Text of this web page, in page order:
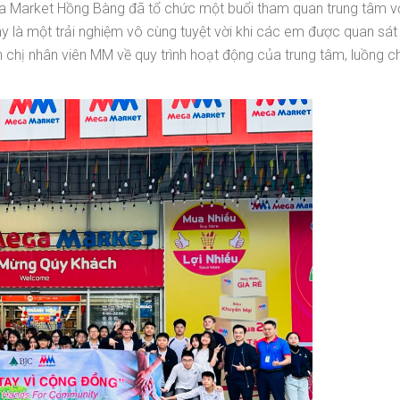
Hồng Bàng đã tổ chức một buổi tham quan trung tâm
là một trải nghiệm vô cùng tuyệt vời khi các em được quan
nhân viên MM về quy trình hoạt động của trung tâm, luồng